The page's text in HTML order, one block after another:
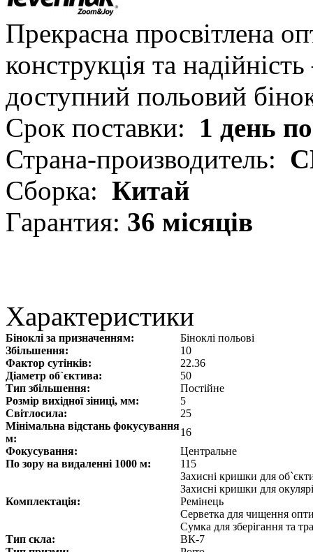
Прекрасна просвітлена
конструкція та
доступний польовий
Срок поставки: 1 день
Страна-производитель:
Сборка: Китай
Гарантия: 36 місяців
Характеристики
Біноклі за призначенням:
Біноклі польові
Збільшення:
10
Фактор сутінків:
22.36
Діаметр об`єктива:
50
Тип збільшення:
Постійне
Розмір вихідної зіниці, мм:
5
Світлосила:
25
Мінімальна відстань фокусування
м:
16
Фокусування:
Центральне
По зору на видаленні 1000 м:
115
Комплектація:
Захисні кришки для
Захисні кришки для
Ремінець
Серветка для чищення
Сумка для зберігання та
Тип скла:
ВК-7